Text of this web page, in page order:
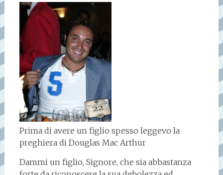
Prima di avere un figlio spesso leggevo la
preghiera di Douglas Mac Arthur
Dammi un figlio, Signore, che sia abbastanza